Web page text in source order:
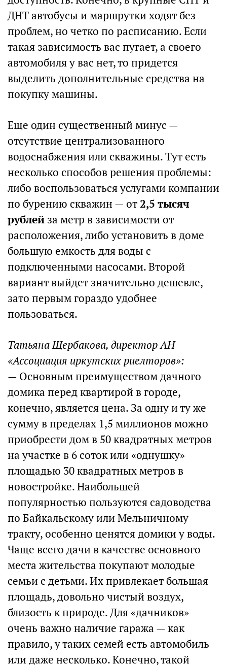
ДНТ автобусы и маршрутки ходят без
проблем, но четко по расписанию. Если
такая зависимость вас пугает, а своего
автомобиля у вас нет, то придется
выделить дополнительные средства на
покупку машины.
Еще один существенный минус —
отсутствие централизованного
водоснабжения или скважины. Тут есть
несколько способов решения проблемы:
либо воспользоваться услугами компании
по бурению скважин — от2,5 тысяч
рублей за метр в зависимости от
расположения, либо установить в доме
большую емкость для воды с
подключенными насосами. Второй
вариант выйдет значительно дешевле,
зато первым гораздо удобнее
пользоваться.
Татьяна Щербакова, директор АН
«Ассоциация иркутских риелторов»:
— Основным преимуществом дачного
домика перед квартирой в городе,
конечно, является цена. За одну и ту же
сумму в пределах 1,5 миллионов можно
приобрести дом в 50 квадратных метров
на участке в 6 соток или «однушку»
площадью 30 квадратных метров в
новостройке. Наибольшей
популярностью пользуются садоводства
по Байкальскому или Мельничному
тракту, особенно ценятся домики у воды.
Чаще всего дачи в качестве основного
места жительства покупают молодые
семьи с детьми. Их привлекает большая
площадь, довольно чистый воздух,
близость к природе. Для «дачников»
очень важно наличие гаража — как
правило, у таких семей есть автомобиль
или даже несколько. Конечно, такой